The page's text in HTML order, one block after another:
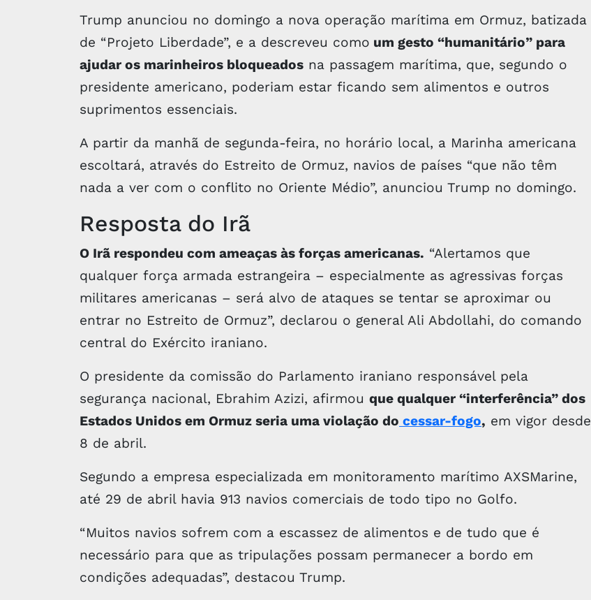
Trump anunciou no domingo a nova operação marítima em Ormuz, batizada
de “Projeto Liberdade”, e a descreveu como um gesto “humanitário” para
ajudar os marinheiros bloqueados na passagem marítima, que, segundo o
presidente americano, poderiam estar ficando sem alimentos e outros
suprimentos essenciais.
A partir da manhã de segunda-feira, no horário local, a Marinha americana
escoltará, através do Estreito de Ormuz, navios de países “que não têm
nada a ver com o conflito no Oriente Médio”, anunciou Trump no domingo.
Resposta do Irã
O Irã respondeu com ameaças às forças americanas. “Alertamos que
qualquer força armada estrangeira – especialmente as agressivas forças
militares americanas – será alvo de ataques se tentar se aproximar ou
entrar no Estreito de Ormuz”, declarou o general Ali Abdollahi, do comando
central do Exército iraniano.
O presidente da comissão do Parlamento iraniano responsável pela
segurança nacional, Ebrahim Azizi, afirmou que qualquer “interferência” dos
Estados Unidos em Ormuz seria uma violação do cessar-fogo, em vigor desde
8 de abril.
Segundo a empresa especializada em monitoramento marítimo AXSMarine,
até 29 de abril havia 913 navios comerciais de todo tipo no Golfo.
“Muitos navios sofrem com a escassez de alimentos e de tudo que é
necessário para que as tripulações possam permanecer a bordo em
condições adequadas”, destacou Trump.